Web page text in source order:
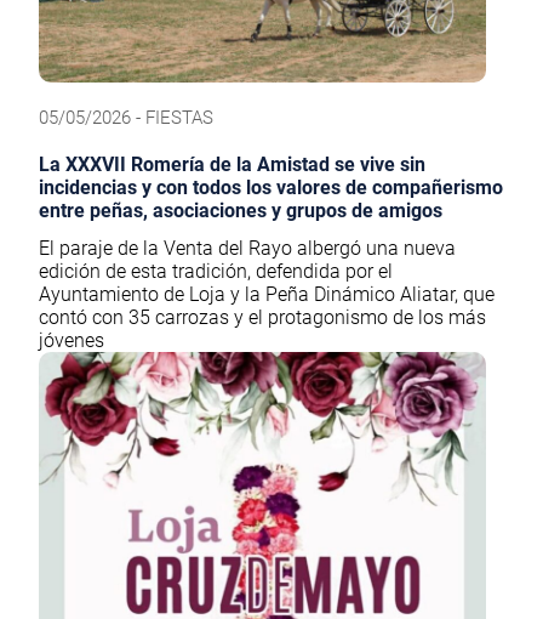
05/05/2026 - FIESTAS
La XXXVII Romería de la Amistad se vive sin
incidencias y con todos los valores de compañerismo
entre peñas, asociaciones y grupos de amigos
El paraje de la Venta del Rayo albergó una nueva
edición de esta tradición, defendida por el
Ayuntamiento de Loja y la Peña Dinámico Aliatar, que
contó con 35 carrozas y el protagonismo de los más
jóvenes